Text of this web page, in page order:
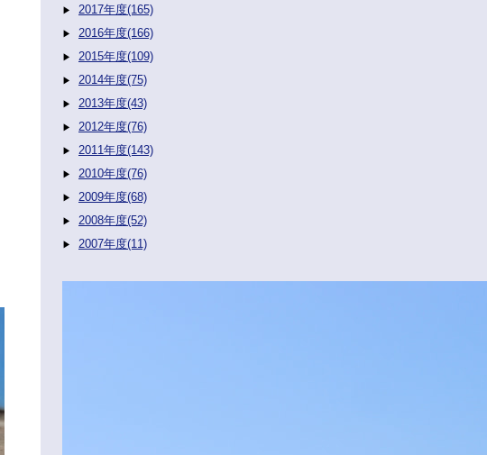
2017年度(165)
2016年度(166)
2015年度(109)
2014年度(75)
2013年度(43)
2012年度(76)
2011年度(143)
2010年度(76)
2009年度(68)
2008年度(52)
2007年度(11)